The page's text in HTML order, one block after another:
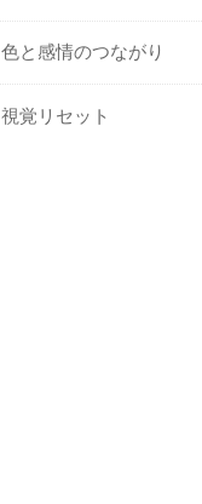
色と感情のつながり
視覚リセット